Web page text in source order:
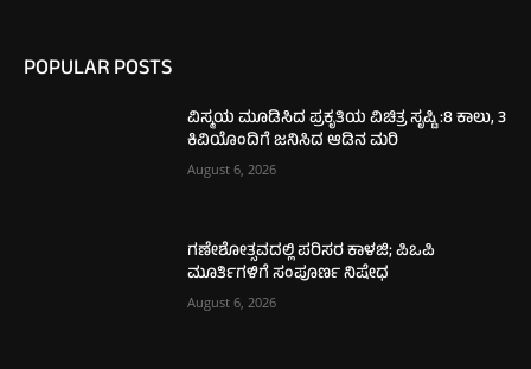
POPULAR POSTS
ವಿಸ್ಮಯ ಮೂಡಿಸಿದ ಪ್ರಕೃತಿಯ ವಿಚಿತ್ರ ಸೃಷ್ಟಿ :8 ಕಾಲು, 3
ಕಿವಿಯೊಂದಿಗೆ ಜನಿಸಿದ ಆಡಿನ ಮರಿ
August 6, 2026
ಗಣೇಶೋತ್ಸವದಲ್ಲಿ ಪರಿಸರ ಕಾಳಜಿ; ಪಿಒಪಿ
ಮೂರ್ತಿಗಳಿಗೆ ಸಂಪೂರ್ಣ ನಿಷೇಧ
August 6, 2026